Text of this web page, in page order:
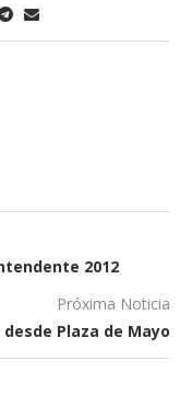
2012
Próxima Noticia
Plaza de Mayo